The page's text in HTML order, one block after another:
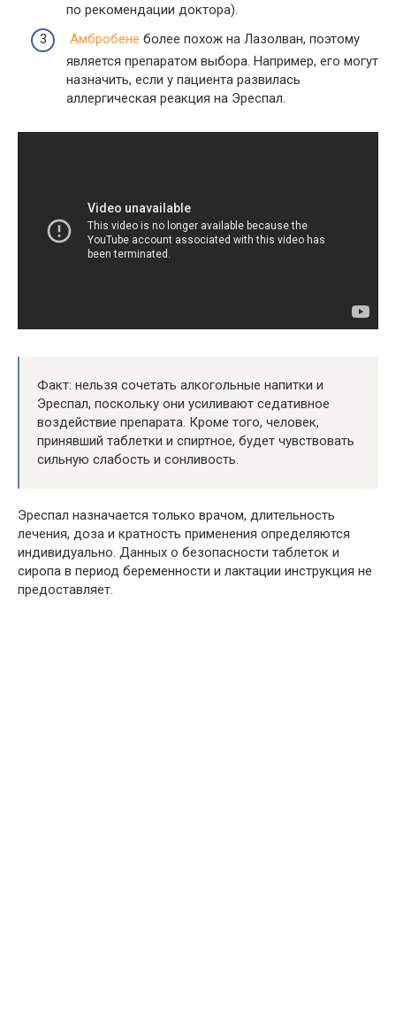
по рекомендации доктора).
Амбробене более похож на Лазолван, поэтому
является препаратом выбора. Например, его могут
назначить, если у пациента развилась
аллергическая реакция на Эреспал.
Факт: нельзя сочетать алкогольные напитки и
Эреспал, поскольку они усиливают седативное
воздействие препарата. Кроме того, человек,
принявший таблетки и спиртное, будет чувствовать
сильную слабость и сонливость.
Эреспал назначается только врачом, длительность
лечения, доза и кратность применения определяются
индивидуально. Данных о безопасности таблеток и
сиропа в период беременности и лактации инструкция не
предоставляет.